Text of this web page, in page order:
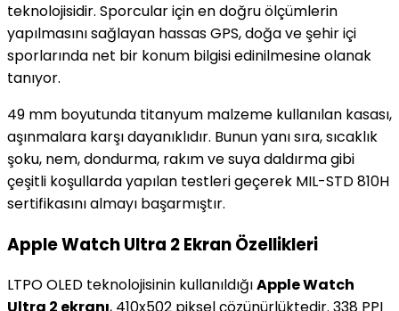
teknolojisidir. Sporcular için en doğru ölçümlerin
yapılmasını sağlayan hassas GPS, doğa ve şehir içi
sporlarında net bir konum bilgisi edinilmesine olanak
tanıyor.
49 mm boyutunda titanyum malzeme kullanılan kasası,
aşınmalara karşı dayanıklıdır. Bunun yanı sıra, sıcaklık
şoku, nem, dondurma, rakım ve suya daldırma gibi
çeşitli koşullarda yapılan testleri geçerek MIL-STD 810H
sertifikasını almayı başarmıştır.
Apple Watch Ultra 2 Ekran Özellikleri
LTPO OLED teknolojisinin kullanıldığıApple Watch